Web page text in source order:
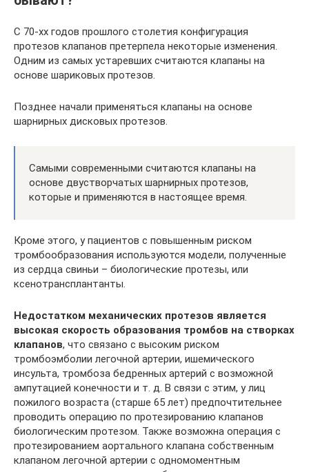
С 70-хх годов прошлого столетия конфигурация
протезов клапанов претерпела некоторые изменения.
Одним из самых устаревших считаются клапаны на
основе шариковых протезов.
Позднее начали применяться клапаны на основе
шарнирных дисковых протезов.
Самыми современными считаются клапаны на
основе двустворчатых шарнирных протезов,
которые и применяются в настоящее время.
Кроме этого, у пациентов с повышенным риском
тромбообразования используются модели, полученные
из сердца свиньи – биологические протезы, или
ксенотрансплантанты.
Недостатком механических протезов является
высокая скорость образования тромбов на створках
клапанов, что связано с высоким риском
тромбоэмболии легочной артерии, ишемического
инсульта, тромбоза бедренных артерий с возможной
ампутацией конечности и т. д. В связи с этим, у лиц
пожилого возраста (старше 65 лет) предпочтительнее
проводить операцию по протезированию клапанов
биологическим протезом. Также возможна операция с
протезированием аортального клапана собственным
клапаном легочной артерии с одномоментным